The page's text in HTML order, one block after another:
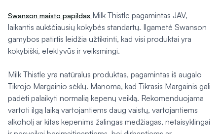
Swanson maisto papildas Milk Thistle pagamintas JAV,
laikantis aukščiausių kokybės standartų. Ilgametė Swanson
gamybos patirtis leidžia užtikrinti, kad visi produktai yra
kokybiški, efektyvūs ir veiksmingi.
Milk Thistle yra natūralus produktas, pagamintas iš augalo
Tikrojo Margainio sėklų. Manoma, kad Tikrasis Margainis gali
padėti palaikyti normalią kepenų veiklą. Rekomenduojama
vartoti ilgą laiką vartojantiems daug vaistų, vartojantiems
alkoholį ar kitas kepenims žalingas medžiagas, netaisyklingai